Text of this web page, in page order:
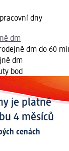
dny
dm
dm do 60
dm
bod
je platné
4 měsíců
cenách